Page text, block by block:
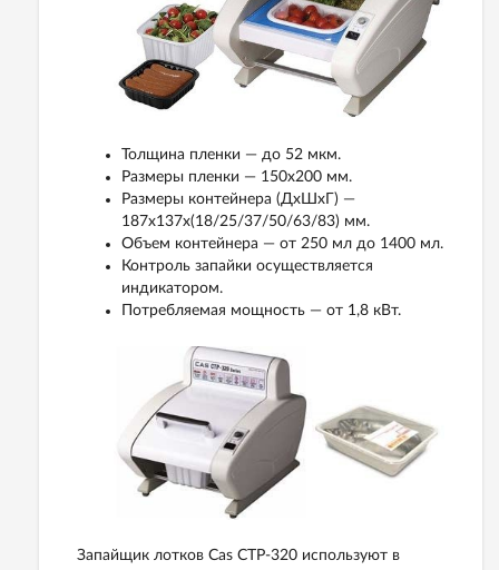
Толщина пленки — до 52 мкм.
Размеры пленки — 150x200 мм.
Размеры контейнера (ДхШхГ) —
187x137х(18/25/37/50/63/83) мм.
Объем контейнера — от 250 мл до 1400 мл.
Контроль запайки осуществляется
индикатором.
Потребляемая мощность — от 1,8 кВт.
Запайщик лотков Cas CTP-320 используют в